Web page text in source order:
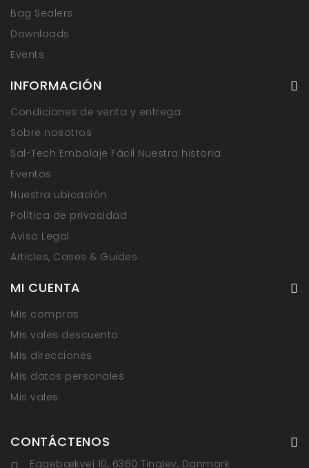
Bag Sealers
Downloads
Events
INFORMACIÓN
Condiciones de venta y entrega
Sobre nosotros
Sal-Tech Embalaje Fâcil Nuestra historia
Eventos
Nuestra ubicación
Política de privacidad
Aviso Legal
Articles, Cases & Guides
MI CUENTA
Mis compras
Mis vales descuento
Mis direcciones
Mis datos personales
Mis vales
CONTÁCTENOS
Eggebækvej 10, 6360 Tinglev, Danmark